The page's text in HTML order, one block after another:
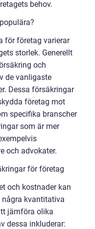
behov.
för företag varierar
storlek. Generellt
och
de vanligaste
Dessa försäkringar
företag mot
specifika branscher
som är mer
och advokater.
för företag
och kostnader kan
kvantitativa
jämföra olika
dessa inkluderar: